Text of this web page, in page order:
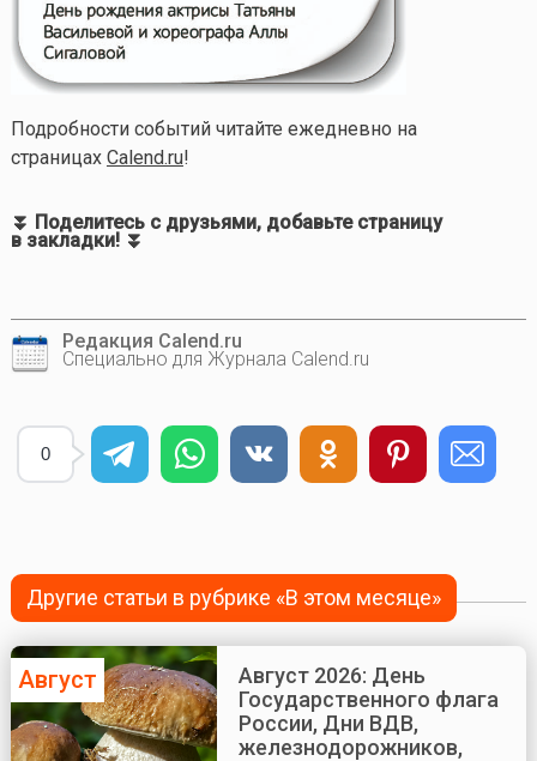
Подробности событий читайте ежедневно на
страницах Calend.ru!
⏬ Поделитесь с друзьями, добавьте страницу
в закладки! ⏬
Редакция Calend.ru
Специально для Журнала Calend.ru
0
Другие статьи в рубрике «В этом месяце»
Август
Август 2026: День
Государственного флага
России, Дни ВДВ,
железнодорожников,